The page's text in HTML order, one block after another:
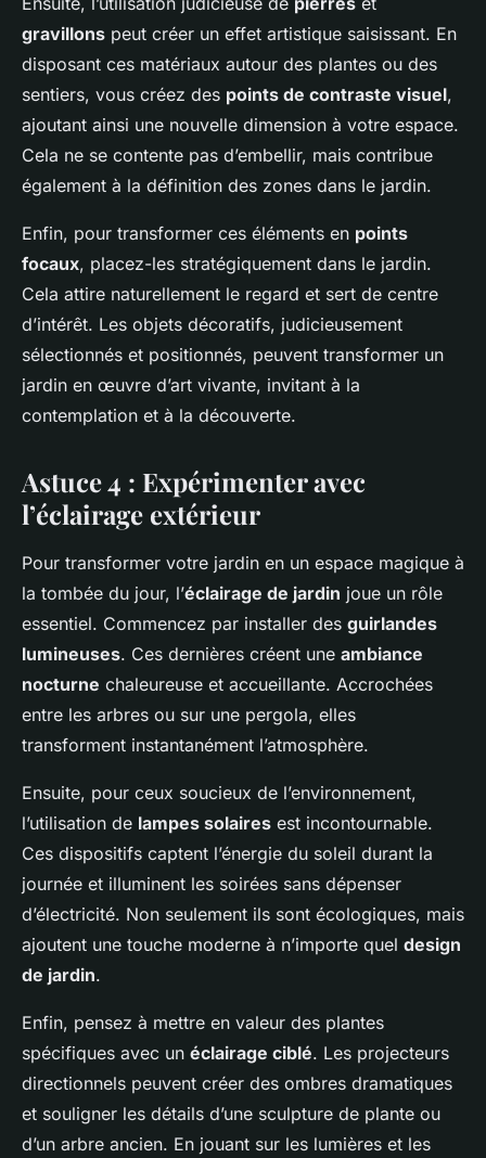
gravillons peut créer un effet artistique saisissant. En
disposant ces matériaux autour des plantes ou des
sentiers, vous créez des points de contraste visuel,
ajoutant ainsi une nouvelle dimension à votre espace.
Cela ne se contente pas d’embellir, mais contribue
également à la définition des zones dans le jardin.
Enfin, pour transformer ces éléments en points
focaux, placez-les stratégiquement dans le jardin.
Cela attire naturellement le regard et sert de centre
d’intérêt. Les objets décoratifs, judicieusement
sélectionnés et positionnés, peuvent transformer un
jardin en œuvre d’art vivante, invitant à la
contemplation et à la découverte.
Astuce 4 : Expérimenter avec
l’éclairage extérieur
Pour transformer votre jardin en un espace magique à
la tombée du jour, l’éclairage de jardin joue un rôle
essentiel. Commencez par installer des guirlandes
lumineuses. Ces dernières créent une ambiance
nocturne chaleureuse et accueillante. Accrochées
entre les arbres ou sur une pergola, elles
transforment instantanément l’atmosphère.
Ensuite, pour ceux soucieux de l’environnement,
l’utilisation de lampes solaires est incontournable.
Ces dispositifs captent l’énergie du soleil durant la
journée et illuminent les soirées sans dépenser
d’électricité. Non seulement ils sont écologiques, mais
ajoutent une touche moderne à n’importe quel design
de jardin.
Enfin, pensez à mettre en valeur des plantes
spécifiques avec un éclairage ciblé. Les projecteurs
directionnels peuvent créer des ombres dramatiques
et souligner les détails d’une sculpture de plante ou
d’un arbre ancien. En jouant sur les lumières et les